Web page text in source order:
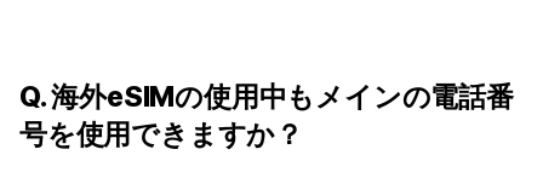
Q. 海外eSIMの使用中もメインの電話番
号を使用できますか？